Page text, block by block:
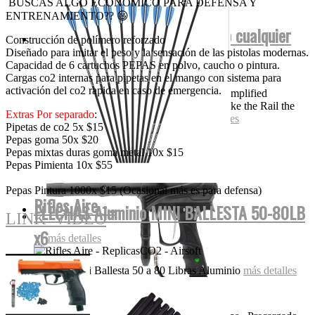
DYE Proto Rize Czr (Bajo Pedido cualquier
color)
All new 3-D milling, color coded seals for simplified
maintenance, and a host of other features make the Rail the
gun of choice. The durable Rail...
más detalles
Rifles Aire -...
más detalles
Hatsan Flash QE 900fps...
FLECHAS Aluminio MINI BALLESTA 50-80LB
x6
Flechas Mini Ballesta 50 a 80 Libras Aluminio más detalles
BUSCAS ALGO ECONÓMICO PARA DEFENSA Y
ENTRENAMIENTO?? 😃
Construcción de polímero reforzado
Diseñado para imitar el peso y la sensación de las pistolas modernas.
Capacidad de 6 cartuchos PEPAS en polvo, caucho o pintura.
Cargas co2 internas para pipetas en el mango con sistema para
activación del co2 rapida en caso de emergencia.
Extras Por separado:
Pipetas de co2 5x $15
Pepas goma 50x $20
Pepas mixtas duras goma metal 10x $15
Pepas Pimienta 10x $55
Pepas Pintura 1000x $15 (Ocasional más es para defensa)
LINK_VIDEO